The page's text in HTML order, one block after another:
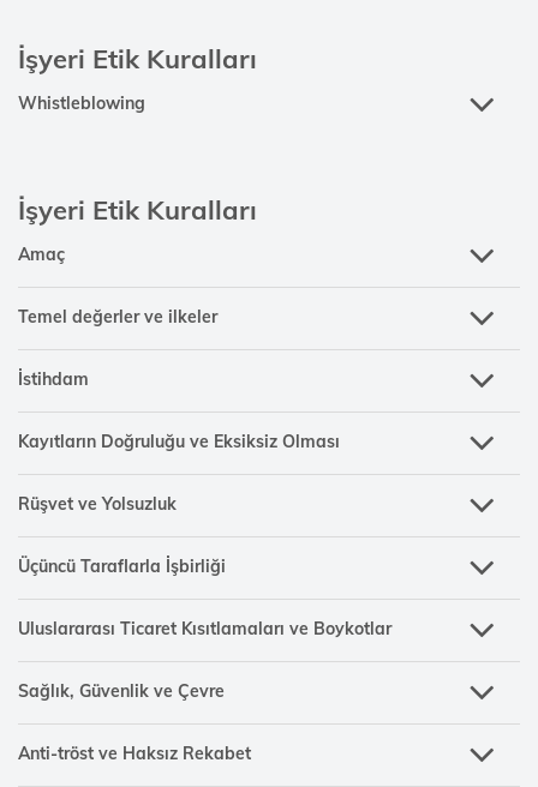
İşyeri Etik Kuralları
Whistleblowing
İşyeri Etik Kuralları
Amaç
Temel değerler ve ilkeler
İstihdam
Kayıtların Doğruluğu ve Eksiksiz Olması
Rüşvet ve Yolsuzluk
Üçüncü Taraflarla İşbirliği
Uluslararası Ticaret Kısıtlamaları ve Boykotlar
Sağlık, Güvenlik ve Çevre
Anti-tröst ve Haksız Rekabet